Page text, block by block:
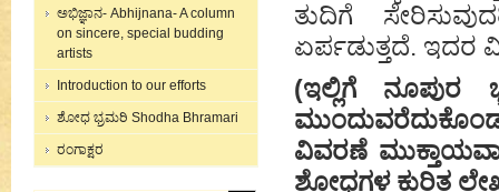
ಅಭಿಜ್ಞಾನ- Abhijnana- A column
on sincere, special budding
artists
Introduction to our efforts
ಶೋಧ ಭ್ರಮರಿ Shodha Bhramari
ರಂಗಾಕ್ಷರ
ತುದಿಗೆ
ಏರ್ಪಡುತ್ತದೆ. ಇದರ
(ಇಲ್ಲಿಗೆ ನೂಪುರ
ವಿವರಣೆ
ಶೋಧಗಳ ಕುರಿತ